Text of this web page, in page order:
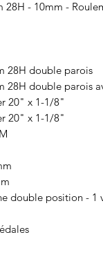
28H - 10mm -
28H double parois
28H double parois
20" x 1-1/8"
20" x 1-1/8"
double position - 1